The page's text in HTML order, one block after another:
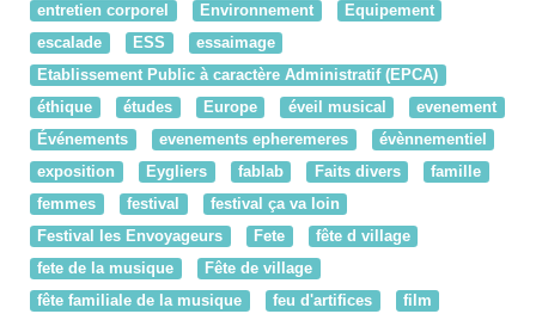
entretien corporel
Environnement
Equipement
escalade
ESS
essaimage
Etablissement Public à caractère Administratif (EPCA)
éthique
études Europe éveil musical
evenement
Événements
evenements epheremeres
évènnementiel
exposition
Eygliers fablab Faits divers
famille
femmes
festival
festival ça va loin
Festival les Envoyageurs
Fete
fête d village
fete de la musique
Fête de village
fête familiale de la musique
feu d'artifices film